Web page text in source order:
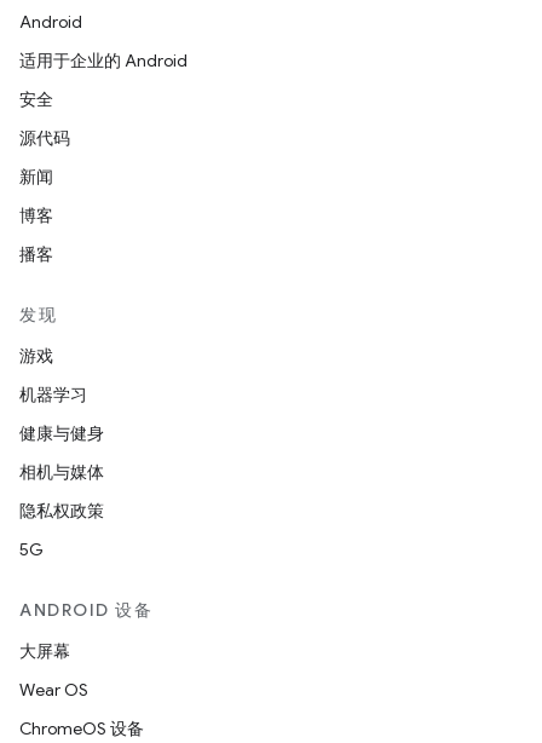
Android
适用于企业的 Android
安全
源代码
新闻
博客
播客
发现
游戏
机器学习
健康与健身
相机与媒体
隐私权政策
5G
ANDROID 设备
大屏幕
Wear OS
ChromeOS 设备